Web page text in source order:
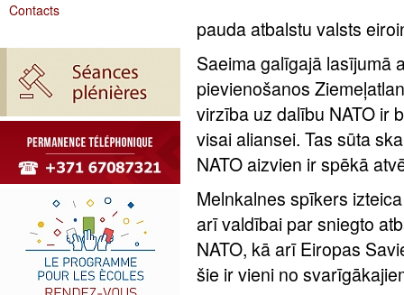
Contacts
pauda atbalstu valsts
Saeima galīgajā lasījumā
pievienošanos
virzība uz dalību NATO ir
visai aliansei. Tas sūta
NATO aizvien ir spēkā
Melnkalnes spīkers
arī valdībai par sniegto
NATO, kā arī Eiropas
šie ir vieni no